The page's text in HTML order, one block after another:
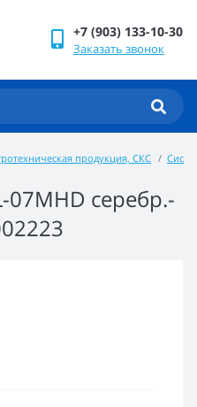
+7 (903) 133-10-30
Заказать звонок
продукция, СКС
серебр.-